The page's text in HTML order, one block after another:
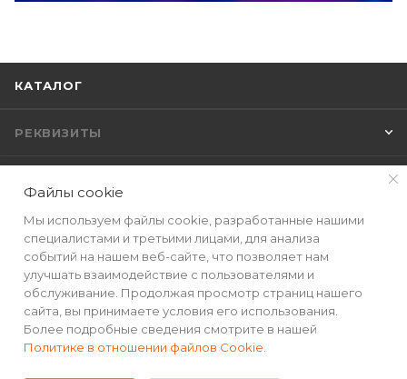
КАТАЛОГ
РЕКВИЗИТЫ
ПОДПИСАТЬСЯ НА РАССЫЛКУ
+7(499) 490-48-04
sales@mimall.ru
Файлы cookie
Мы используем файлы cookie, разработанные нашими
специалистами и третьими лицами, для анализа
событий на нашем веб-сайте, что позволяет нам
улучшать взаимодействие с пользователями и
обслуживание. Продолжая просмотр страниц нашего
сайта, вы принимаете условия его использования.
Более подробные сведения смотрите в нашей
Политике в отношении файлов Cookie